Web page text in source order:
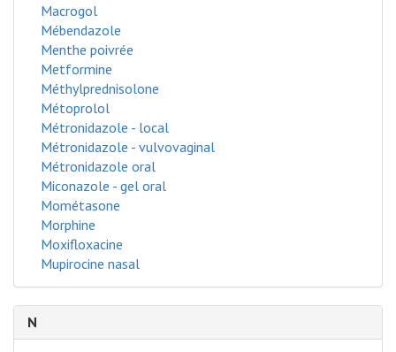
Macrogol
Mébendazole
Menthe poivrée
Metformine
Méthylprednisolone
Métoprolol
Métronidazole - local
Métronidazole - vulvovaginal
Métronidazole oral
Miconazole - gel oral
Mométasone
Morphine
Moxifloxacine
Mupirocine nasal
N